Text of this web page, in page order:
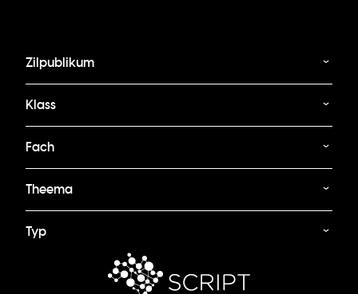
Zilpublikum
Klass
Fach
Theema
Typ